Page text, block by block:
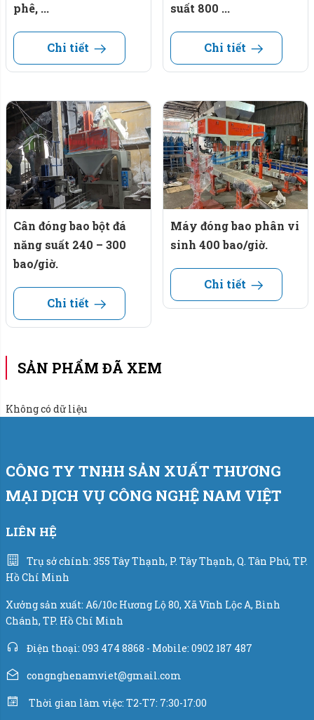
phê, ...
Chi tiết
suất 800 ...
Chi tiết
Cân đóng bao bột đá
năng suất 240 – 300
bao/giờ.
Chi tiết
Máy đóng bao phân vi
sinh 400 bao/giờ.
Chi tiết
SẢN PHẨM ĐÃ XEM
Không có dữ liệu
CÔNG TY TNHH SẢN XUẤT THƯƠNG
MẠI DỊCH VỤ CÔNG NGHỆ NAM VIỆT
LIÊN HỆ
Trụ sở chính: 355 Tây Thạnh, P. Tây Thạnh, Q. Tân Phú, TP.
Hồ Chí Minh
Xưởng sản xuất: A6/10c Hương Lộ 80, Xã Vĩnh Lộc A, Bình
Chánh, TP. Hồ Chí Minh
Điện thoại: 093 474 8868 - Mobile: 0902 187 487
congnghenamviet@gmail.com
Thời gian làm việc: T2-T7: 7:30-17:00